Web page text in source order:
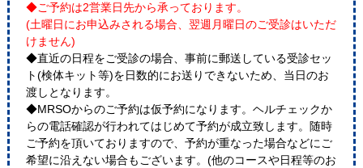
◆ご予約は2営業日先から承っております。
(土曜日にお申込みされる場合、翌週月曜日のご受診はいただ
けません)
◆直近の日程をご受診の場合、事前に郵送している受診セッ
ト(検体キット等)を日数的にお送りできないため、当日のお
渡しとなります。
◆MRSOからのご予約は仮予約になります。ヘルチェックか
らの電話確認が行われてはじめて予約が成立致します。随時
ご予約を頂いておりますので、予約が重なった場合などにご
希望に沿えない場合もございます。(他のコースや日程等のお